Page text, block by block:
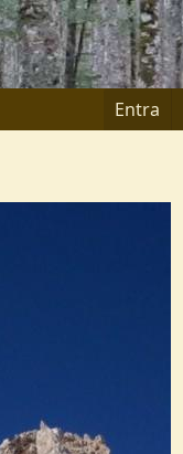
Entra